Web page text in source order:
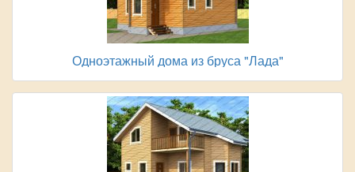
Одноэтажный дома из бруса "Лада"